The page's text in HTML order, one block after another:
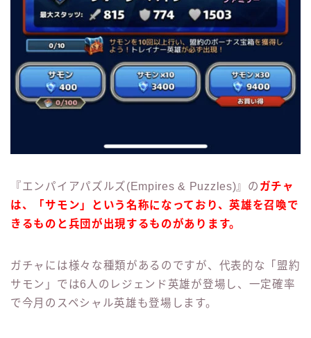
『エンパイアパズルズ(Empires & Puzzles)』の ガチャ
は、「サモン」という名称になっており、英雄を召喚で
きるものと兵団が出現するものがあります。
ガチャには様々な種類があるのですが、代表的な「盟約
サモン」では6人のレジェンド英雄が登場し、一定確率
で今月のスペシャル英雄も登場します。